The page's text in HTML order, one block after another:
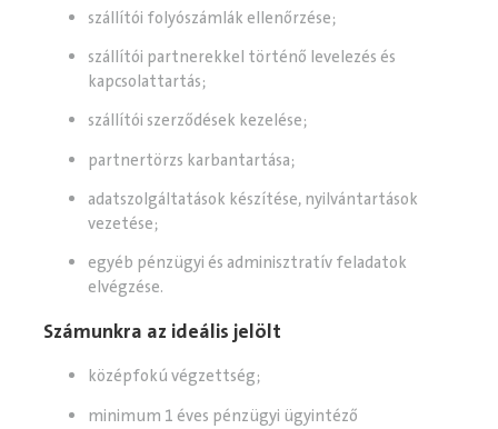
szállítói folyószámlák ellenőrzése;
szállítói partnerekkel történő levelezés és
kapcsolattartás;
szállítói szerződések kezelése;
partnertörzs karbantartása;
adatszolgáltatások készítése, nyilvántartások
vezetése;
egyéb pénzügyi és adminisztratív feladatok
elvégzése.
Számunkra az ideális jelölt
középfokú végzettség;
minimum 1 éves pénzügyi ügyintéző